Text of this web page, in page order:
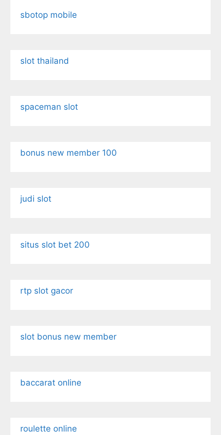
sbotop mobile
slot thailand
spaceman slot
bonus new member 100
judi slot
situs slot bet 200
rtp slot gacor
slot bonus new member
baccarat online
roulette online